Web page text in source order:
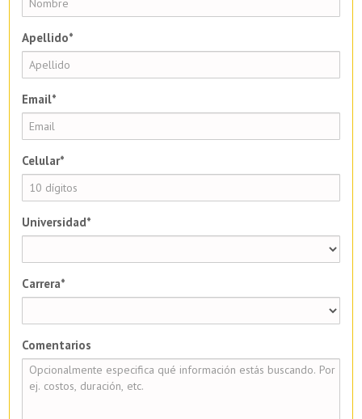
Apellido*
Email*
Celular*
Universidad*
Carrera*
Comentarios